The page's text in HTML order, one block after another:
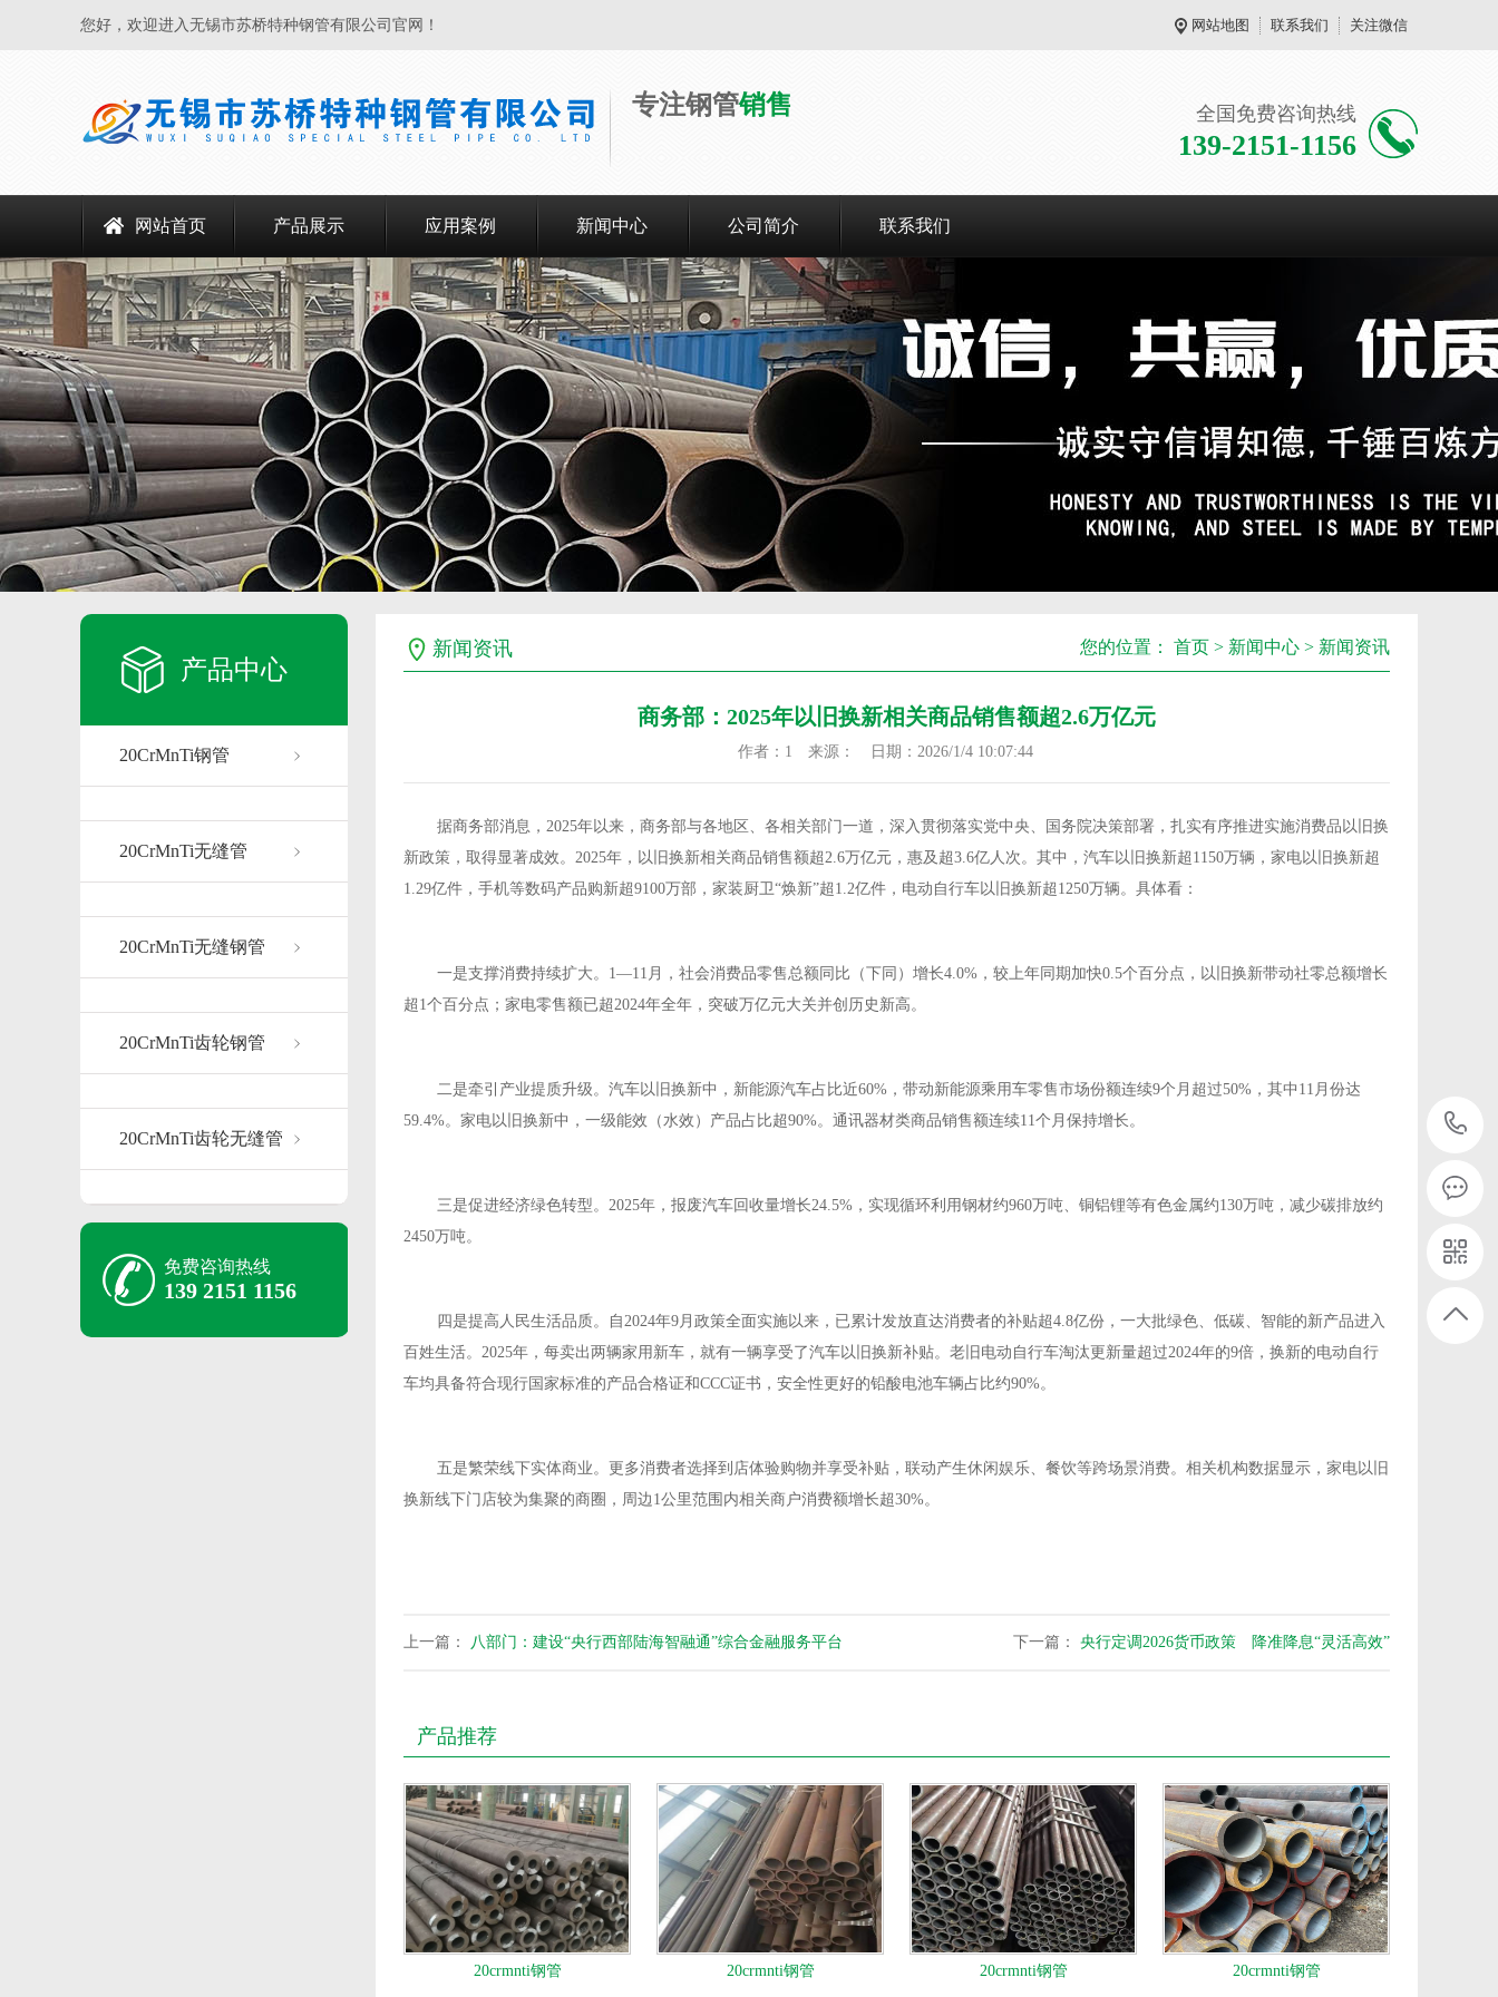
您好，欢迎进入无锡市苏桥特种钢管有限公司官网！ 网站地图 联系我们 关注微信
专注钢管销售 全国免费咨询热线
139-2151-1156
网站首页 产品展示 应用案例 新闻中心 公司简介 联系我们
产品中心
20CrMnTi钢管
20CrMnTi无缝管
20CrMnTi无缝钢管
20CrMnTi齿轮钢管
20CrMnTi齿轮无缝管
免费咨询热线
139 2151 1156
新闻资讯 您的位置： 首页 > 新闻中心 > 新闻资讯
商务部：2025年以旧换新相关商品销售额超2.6万亿元
作者：1 来源： 日期：2026/1/4 10:07:44
据商务部消息，2025年以来，商务部与各地区、各相关部门一道，深入贯彻落实党中央、国务院决策部署，扎实有序推进实施消费品以旧换
新政策，取得显著成效。2025年，以旧换新相关商品销售额超2.6万亿元，惠及超3.6亿人次。其中，汽车以旧换新超1150万辆，家电以旧换新超
1.29亿件，手机等数码产品购新超9100万部，家装厨卫“焕新”超1.2亿件，电动自行车以旧换新超1250万辆。具体看：
一是支撑消费持续扩大。1—11月，社会消费品零售总额同比（下同）增长4.0%，较上年同期加快0.5个百分点，以旧换新带动社零总额增长
超1个百分点；家电零售额已超2024年全年，突破万亿元大关并创历史新高。
二是牵引产业提质升级。汽车以旧换新中，新能源汽车占比近60%，带动新能源乘用车零售市场份额连续9个月超过50%，其中11月份达
59.4%。家电以旧换新中，一级能效（水效）产品占比超90%。通讯器材类商品销售额连续11个月保持增长。
三是促进经济绿色转型。2025年，报废汽车回收量增长24.5%，实现循环利用钢材约960万吨、铜铝锂等有色金属约130万吨，减少碳排放约
2450万吨。
四是提高人民生活品质。自2024年9月政策全面实施以来，已累计发放直达消费者的补贴超4.8亿份，一大批绿色、低碳、智能的新产品进入
百姓生活。2025年，每卖出两辆家用新车，就有一辆享受了汽车以旧换新补贴。老旧电动自行车淘汰更新量超过2024年的9倍，换新的电动自行
车均具备符合现行国家标准的产品合格证和CCC证书，安全性更好的铅酸电池车辆占比约90%。
五是繁荣线下实体商业。更多消费者选择到店体验购物并享受补贴，联动产生休闲娱乐、餐饮等跨场景消费。相关机构数据显示，家电以旧
换新线下门店较为集聚的商圈，周边1公里范围内相关商户消费额增长超30%。
上一篇： 八部门：建设“央行西部陆海智融通”综合金融服务平台 下一篇： 央行定调2026货币政策 降准降息“灵活高效”
产品推荐
20crmnti钢管 20crmnti钢管 20crmnti钢管 20crmnti钢管